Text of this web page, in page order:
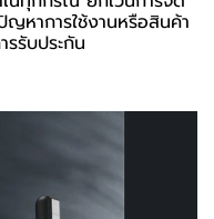
หาการใช้งานหรือสินค้า
รรับประกัน